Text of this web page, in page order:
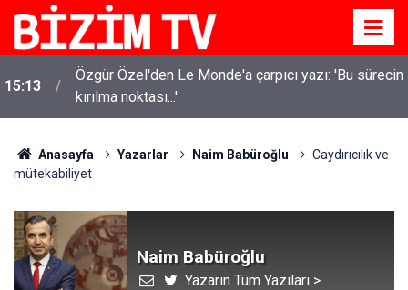
15:13
Özgür Özel'den Le Monde'a çarpıcı yazı: 'Bu sürecin
kırılma noktası...'
Anasayfa Yazarlar Naim Babüroğlu
Caydırıcılık ve
mütekabiliyet
Naim Babüroğlu
Yazarın Tüm Yazıları >